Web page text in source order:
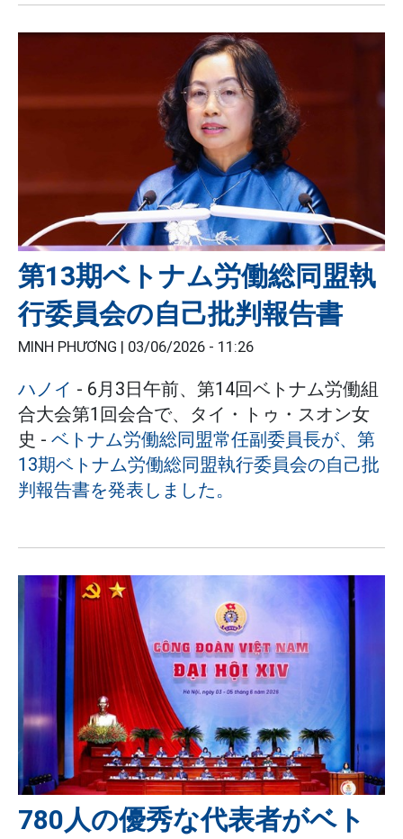
第13期ベトナム労働総同盟執
行委員会の自己批判報告書
MINH PHƯƠNG | 03/06/2026 - 11:26
ハノイ - 6月3日午前、第14回ベトナム労働組
合大会第1回会合で、タイ・トゥ・スオン女
史 - ベトナム労働総同盟常任副委員長が、第
13期ベトナム労働総同盟執行委員会の自己批
判報告書を発表しました。
780人の優秀な代表者がベト